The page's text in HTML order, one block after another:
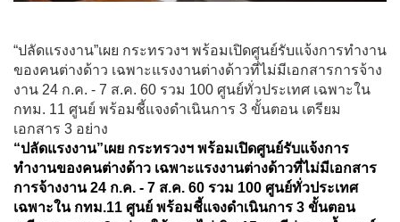
“ปลัดแรงงาน”เผย กระทรวงฯ พร้อมเปิดศูนย์รับแจ้งการทำงาน
ของคนต่างด้าว เฉพาะแรงงานต่างด้าวที่ไม่มีเอกสารการจ้าง
งาน 24 ก.ค. - 7 ส.ค. 60 รวม 100 ศูนย์ทั่วประเทศ เฉพาะใน
กทม. 11 ศูนย์ พร้อมชี้แจงดำเนินการ 3 ขั้นตอน เตรียม
เอกสาร 3 อย่าง
“ปลัดแรงงาน”เผย กระทรวงฯ พร้อมเปิดศูนย์รับแจ้งการ
ทำงานของคนต่างด้าว เฉพาะแรงงานต่างด้าวที่ไม่มีเอกสาร
การจ้างงาน 24 ก.ค. - 7 ส.ค. 60 รวม 100 ศูนย์ทั่วประเทศ
เฉพาะใน กทม.11 ศูนย์ พร้อมชี้แจงดำเนินการ 3 ขั้นตอน